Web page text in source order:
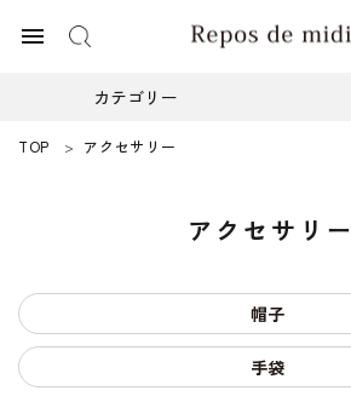
menu
カテゴリー
ACCOUNT MENU
person 新規会員登録
TOP アクセサリー
アクセサリー
帽子
手袋